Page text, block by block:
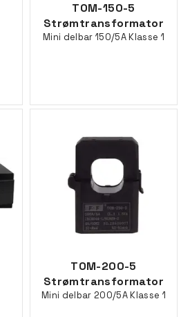
TOM-150-5
Strømtransformator
Mini delbar 150/5A Klasse 1
TOM-200-5
Strømtransformator
Mini delbar 200/5A Klasse 1